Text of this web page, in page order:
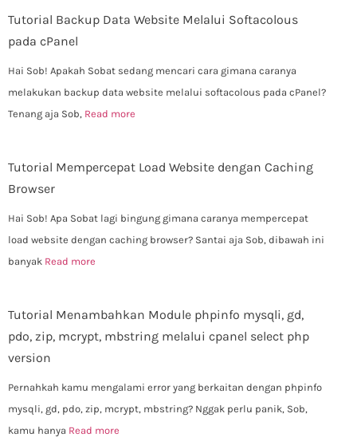
Tutorial Backup Data Website Melalui Softacolous
pada cPanel
Hai Sob! Apakah Sobat sedang mencari cara gimana caranya
melakukan backup data website melalui softacolous pada cPanel?
Tenang aja Sob, Read more
Tutorial Mempercepat Load Website dengan Caching
Browser
Hai Sob! Apa Sobat lagi bingung gimana caranya mempercepat
load website dengan caching browser? Santai aja Sob, dibawah ini
banyak Read more
Tutorial Menambahkan Module phpinfo mysqli, gd,
pdo, zip, mcrypt, mbstring melalui cpanel select php
version
Pernahkah kamu mengalami error yang berkaitan dengan phpinfo
mysqli, gd, pdo, zip, mcrypt, mbstring? Nggak perlu panik, Sob,
kamu hanya Read more